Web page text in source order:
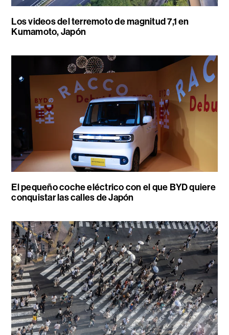
Los videos del terremoto de magnitud 7,1 en
Kumamoto, Japón
El pequeño coche eléctrico con el que BYD quiere
conquistar las calles de Japón